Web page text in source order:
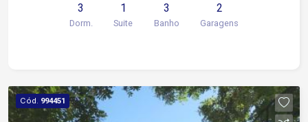
acesso a Avenida Gisele Constantino, e Rodovia
Raposo Tavares Próximo ao Shopping Iguatemi e
3
Dorm.
1
Suite
3
Banho
2
Garagens
Cód. 994451